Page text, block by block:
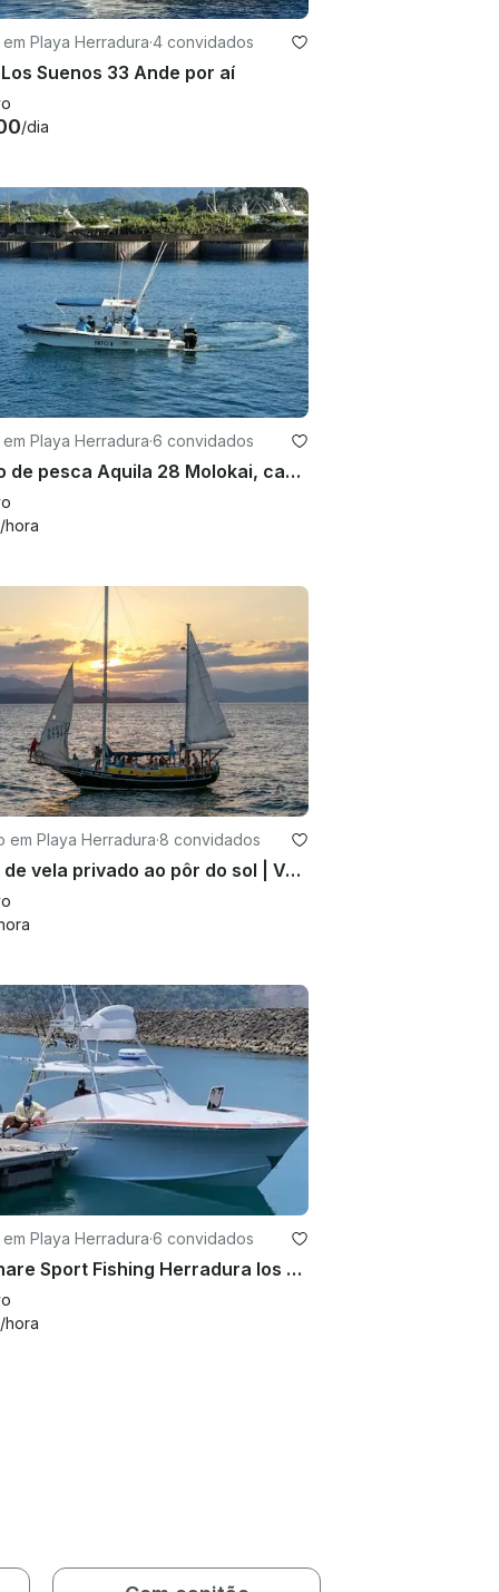
Playa Herradura·4 convidados
Suenos 33 Ande por aí
/dia
Playa Herradura·6 convidados
Barco de pesca Aquila 28 Molokai, capitão opcional - Playa Herradura
/hora
em Playa Herradura·8 convidados
Frete de vela privado ao pôr do sol | Veleiro Caique de 42 pés | Golfo de Nicoya, Costa Rica
Playa Herradura·6 convidados
Luminare Sport Fishing Herradura los Suenos Costa Rica
/hora